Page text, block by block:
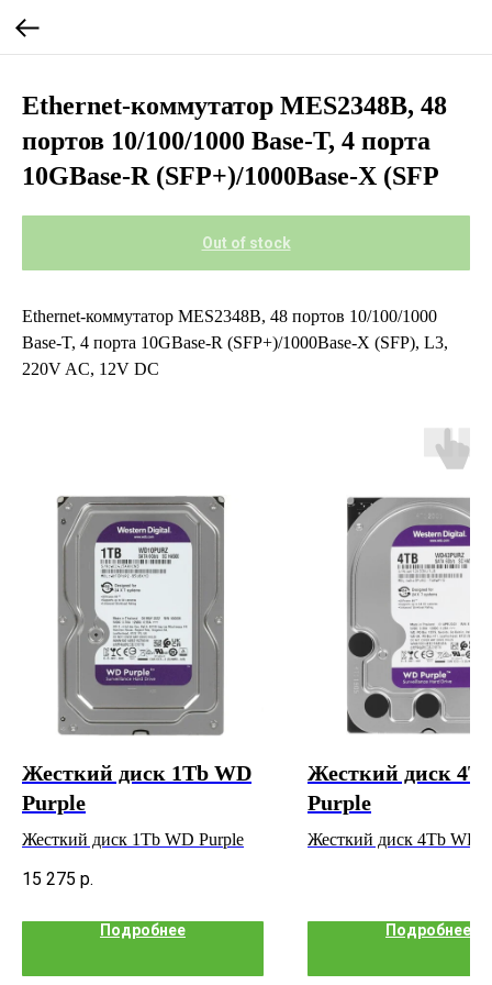
Ethernet-коммутатор MES2348B, 48
портов 10/100/1000 Base-T, 4 порта
10GBase-R (SFP+)/1000Base-X (SFP
Out of stock
Ethernet-коммутатор MES2348B, 48 портов 10/100/1000
Base-T, 4 порта 10GBase-R (SFP+)/1000Base-X (SFP), L3,
220V AC, 12V DC
Жесткий диск 1Tb WD
Purple
Жесткий диск 1Tb WD Purple
15 275 р.
Подробнее
Жесткий диск
Purple
Жесткий диск 4Tb WD
Подробнее